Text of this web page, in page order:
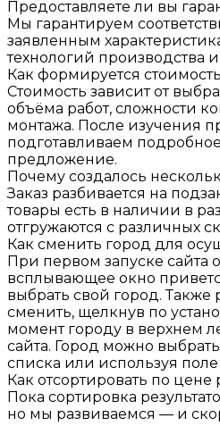
Предоставляете ли вы
Мы гарантируем
заявленным
технологий производства
Как формируется
Стоимость зависит от
объёма работ, сложности
монтажа. После изучения
подготавливаем
предложение.
Почему создалось
Заказ разбивается на
товары есть в наличии в
отгружаются с различных
Как сменить город для
При первом запуске сайта
всплывающее окно
выбрать свой город.
сменить, щелкнув по
момент городу в верхнем
сайта. Город можно
списка или используя
Как отсортировать по цене
Пока сортировка
но мы развиваемся — и